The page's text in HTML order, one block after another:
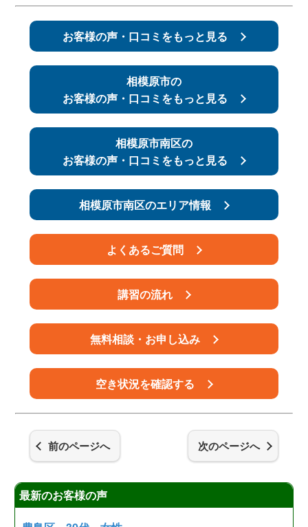
お客様の声・口コミをもっと見る
相模原市の
お客様の声・口コミをもっと見る
相模原市南区の
お客様の声・口コミをもっと見る
相模原市南区のエリア情報
よくあるご質問
講習の流れ
無料相談・お申し込み
空き状況を確認する
前のページへ 次のページへ
最新のお客様の声